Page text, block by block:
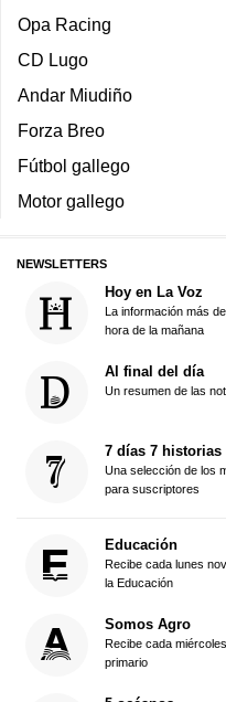
Opa Racing
CD Lugo
Andar Miudiño
Forza Breo
Fútbol gallego
Motor gallego
NEWSLETTERS
Hoy en La Voz
La información más
hora de la mañana
Al final del día
Un resumen de las
7 días 7 historias
Una selección de los
para suscriptores
Educación
Recibe cada lunes
la Educación
Somos Agro
Recibe cada
primario